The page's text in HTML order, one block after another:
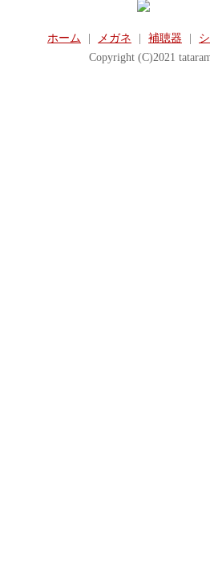
ホーム | メガネ | 補聴器 |
Copyright (C)2021